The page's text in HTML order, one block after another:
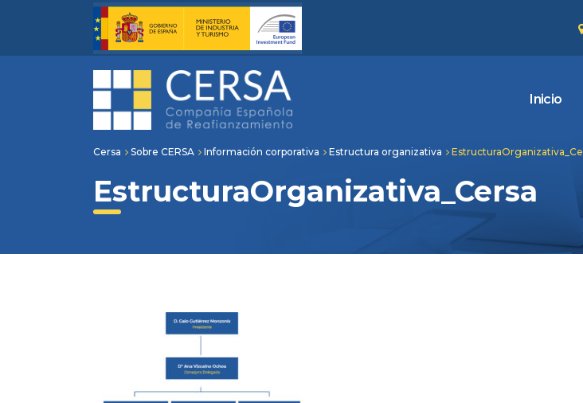
Inicio
Cersa Sobre CERSA Información corporativa Estructura organizativa
EstructuraOrganizativa_Cersa